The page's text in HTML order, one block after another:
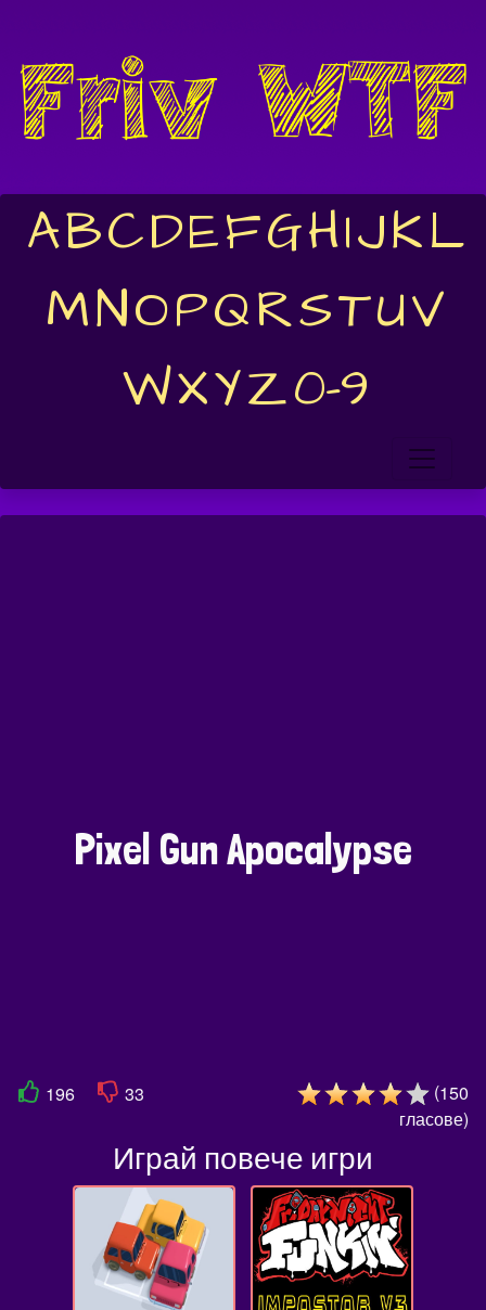
ABCDEFGHIJKL
MNOPQRSTUV
WXYZ0-9
Pixel Gun Apocalypse
196 33 (150
гласове)
Играй повече игри